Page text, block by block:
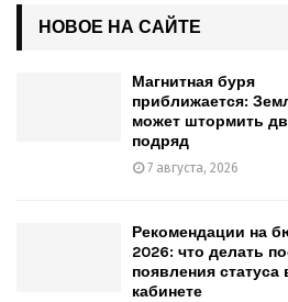
НОВОЕ НА САЙТЕ
Магнитная буря
приближается:
может штормить
подряд
7 августа, 2026
Рекомендации на
2026: что делать
появления статуса
кабинете